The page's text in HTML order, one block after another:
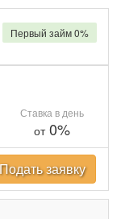
Ставка в день
от0%
Первый займ 0%
Подать заявку